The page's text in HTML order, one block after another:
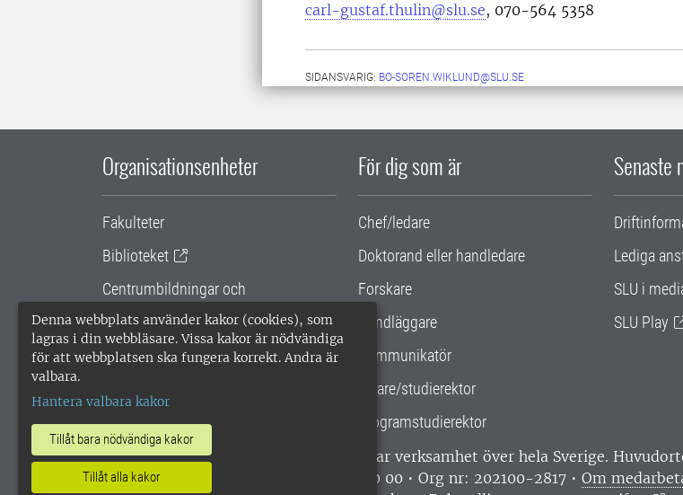
Denna webbplats använder kakor (cookies), som
lagras i din webbläsare. Vissa kakor är nödvändiga
för att webbplatsen ska fungera korrekt. Andra är
valbara.
Hantera valbara kakor
Tillåt bara nödvändiga kakor
Tillåt alla kakor
carl-gustaf.thulin@slu.se, 070-564 5358
SIDANSVARIG: BO-SOREN.WIKLUND@SLU.SE
Organisationsenheter
Fakulteter
Biblioteket
Centrumbildningar och
samarbetsprojekt
Gemensamma verksamhetsstödet
För dig som är
Chef/ledare
Doktorand eller handledare
Forskare
Handläggare
Kommunikatör
Lärare/studierektor
Programstudierektor
Senaste
Lediga
SLU i
SLU Play
SLU, Sveriges lantbruksuniversitet, har verksamhet över hela Sverige.
enligt ISO 14001. •
Telefon: 018-67 10 00 • Org nr: 202100-2817 • Om